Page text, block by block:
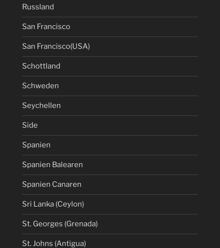
Russland
San Francisco
San Francisco(USA)
Schottland
Schweden
Seychellen
Side
Spanien
Spanien Balearen
Spanien Canaren
Sri Lanka (Ceylon)
St. Georges (Grenada)
St. Johns (Antigua)